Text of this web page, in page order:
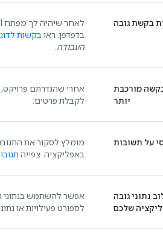
בקשת גובה
בדפדפן. ראו בקשות
העבודה
מורכבת
יותר
אחרי שהגדרתם
לקבלת פרטים.
על תשובות
מומלץ לסקור את
באפליקציה. צפייה
נתוני גובה
שלכם
אפשר להשתמש בנתוני
לספורט פעילויות או